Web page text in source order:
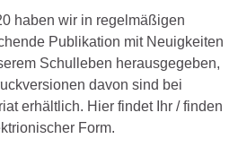
haben wir in regelmäßigen
Publikation mit Neuigkeiten
Schulleben herausgegeben,
davon sind bei
erhältlich. Hier findet Ihr / finden
Form.